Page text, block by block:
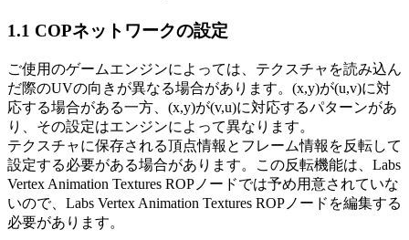
1.1 COPネットワークの設定
ご使用のゲームエンジンによっては、テクスチャを読み込ん
だ際のUVの向きが異なる場合があります。(x,y)が(u,v)に対
応する場合がある一方、(x,y)が(v,u)に対応するパターンがあ
り、その設定はエンジンによって異なります。
テクスチャに保存される頂点情報とフレーム情報を反転して
設定する必要がある場合があります。この反転機能は、Labs
Vertex Animation Textures ROPノードでは予め用意されていな
いので、Labs Vertex Animation Textures ROPノードを編集する
必要があります。